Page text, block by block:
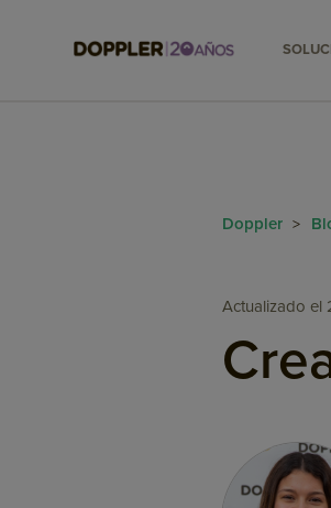
Doppler >
Actualizado el